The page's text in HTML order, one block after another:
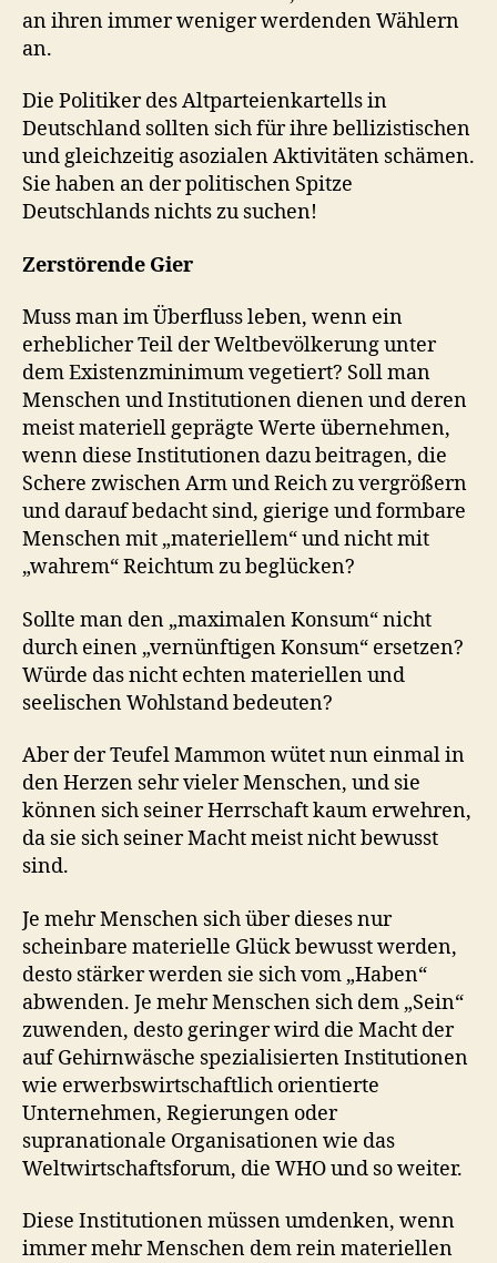
an ihren immer weniger werdenden Wählern
an.
Die Politiker des Altparteienkartells in
Deutschland sollten sich für ihre bellizistischen
und gleichzeitig asozialen Aktivitäten schämen.
Sie haben an der politischen Spitze
Deutschlands nichts zu suchen!
Zerstörende Gier
Muss man im Überfluss leben, wenn ein
erheblicher Teil der Weltbevölkerung unter
dem Existenzminimum vegetiert? Soll man
Menschen und Institutionen dienen und deren
meist materiell geprägte Werte übernehmen,
wenn diese Institutionen dazu beitragen, die
Schere zwischen Arm und Reich zu vergrößern
und darauf bedacht sind, gierige und formbare
Menschen mit „materiellem“ und nicht mit
„wahrem“ Reichtum zu beglücken?
Sollte man den „maximalen Konsum“ nicht
durch einen „vernünftigen Konsum“ ersetzen?
Würde das nicht echten materiellen und
seelischen Wohlstand bedeuten?
Aber der Teufel Mammon wütet nun einmal in
den Herzen sehr vieler Menschen, und sie
können sich seiner Herrschaft kaum erwehren,
da sie sich seiner Macht meist nicht bewusst
sind.
Je mehr Menschen sich über dieses nur
scheinbare materielle Glück bewusst werden,
desto stärker werden sie sich vom „Haben“
abwenden. Je mehr Menschen sich dem „Sein“
zuwenden, desto geringer wird die Macht der
auf Gehirnwäsche spezialisierten Institutionen
wie erwerbswirtschaftlich orientierte
Unternehmen, Regierungen oder
supranationale Organisationen wie das
Weltwirtschaftsforum, die WHO und so weiter.
Diese Institutionen müssen umdenken, wenn
immer mehr Menschen dem rein materiellen